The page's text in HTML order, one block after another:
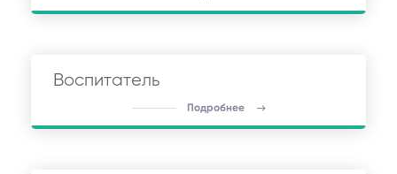
Воспитатель
Подробнее